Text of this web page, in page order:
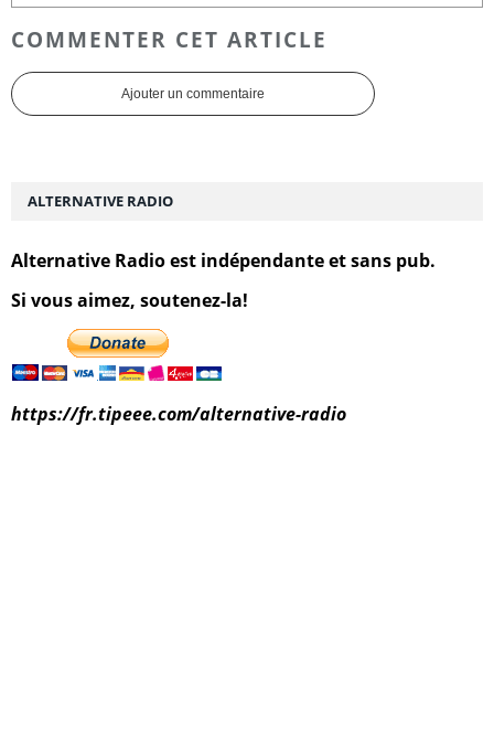
COMMENTER CET ARTICLE
Ajouter un commentaire
ALTERNATIVE RADIO
Alternative Radio est indépendante et sans pub.
Si vous aimez, soutenez-la!
https://fr.tipeee.com/alternative-radio